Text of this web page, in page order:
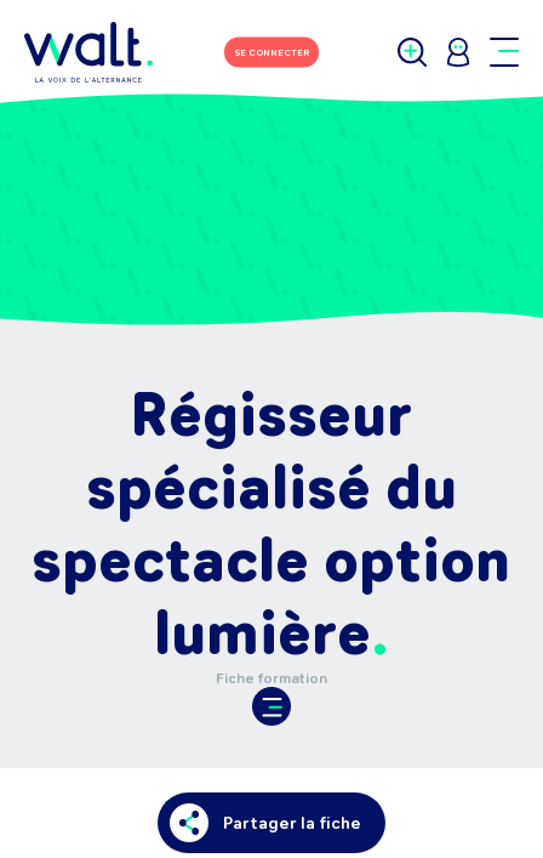
SE CONNECTER
Régisseur
spécialisé du
spectacle option
lumière
Fiche formation
Partager la fiche